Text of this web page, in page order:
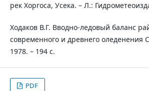
рек Хоргоса, Усека. – Л.:
Ходаков В.Г. Вводно-ледовый баланс
современного и древнего оледенения
1978. – 194 с.
PDF